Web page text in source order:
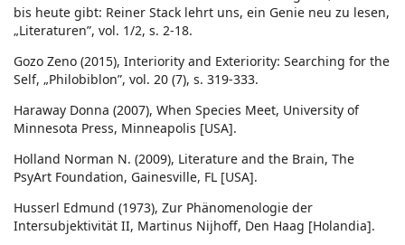
bis heute gibt: Reiner Stack lehrt uns, ein Genie neu zu lesen,
„Literaturen”, vol. 1/2, s. 2-18.
Gozo Zeno (2015), Interiority and Exteriority: Searching for the
Self, „Philobiblon”, vol. 20 (7), s. 319-333.
Haraway Donna (2007), When Species Meet, University of
Minnesota Press, Minneapolis [USA].
Holland Norman N. (2009), Literature and the Brain, The
PsyArt Foundation, Gainesville, FL [USA].
Husserl Edmund (1973), Zur Phänomenologie der
Intersubjektivität II, Martinus Nijhoff, Den Haag [Holandia].